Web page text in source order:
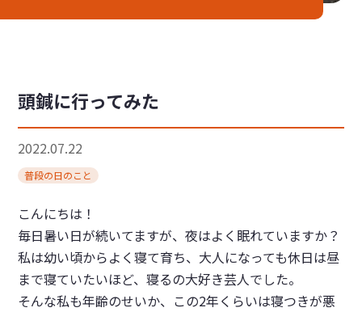
頭鍼に行ってみた
2022.07.22
普段の日のこと
こんにちは！
毎日暑い日が続いてますが、夜はよく眠れていますか？
私は幼い頃からよく寝て育ち、大人になっても休日は昼
まで寝ていたいほど、寝るの大好き芸人でした。
そんな私も年齢のせいか、この2年くらいは寝つきが悪